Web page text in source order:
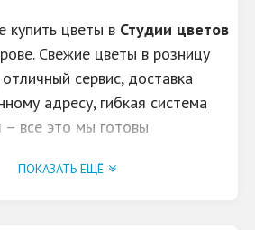
купить цветы в Студии цветов
Свежие цветы в розницу
сервис, доставка
адресу, гибкая система
– все это мы готовы
суток и сложности
ПОКАЗАТЬ ЕЩЁ